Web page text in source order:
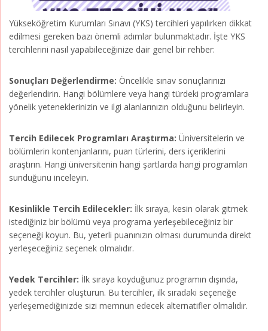
Yükseköğretim Kurumları Sınavı (YKS) tercihleri yapılırken dikkat
edilmesi gereken bazı önemli adımlar bulunmaktadır. İşte YKS
tercihlerini nasıl yapabileceğinize dair genel bir rehber:
Sonuçları Değerlendirme: Öncelikle sınav sonuçlarınızı
değerlendirin. Hangi bölümlere veya hangi türdeki programlara
yönelik yeteneklerinizin ve ilgi alanlarınızın olduğunu belirleyin.
Tercih Edilecek Programları Araştırma: Üniversitelerin ve
bölümlerin kontenjanlarını, puan türlerini, ders içeriklerini
araştırın. Hangi üniversitenin hangi şartlarda hangi programları
sunduğunu inceleyin.
Kesinlikle Tercih Edilecekler: İlk sıraya, kesin olarak gitmek
istediğiniz bir bölümü veya programa yerleşebileceğiniz bir
seçeneği koyun. Bu, yeterli puanınızın olması durumunda direkt
yerleşeceğiniz seçenek olmalıdır.
Yedek Tercihler: İlk sıraya koyduğunuz programın dışında,
yedek tercihler oluşturun. Bu tercihler, ilk sıradaki seçeneğe
yerleşemediğinizde sizi memnun edecek alternatifler olmalıdır.